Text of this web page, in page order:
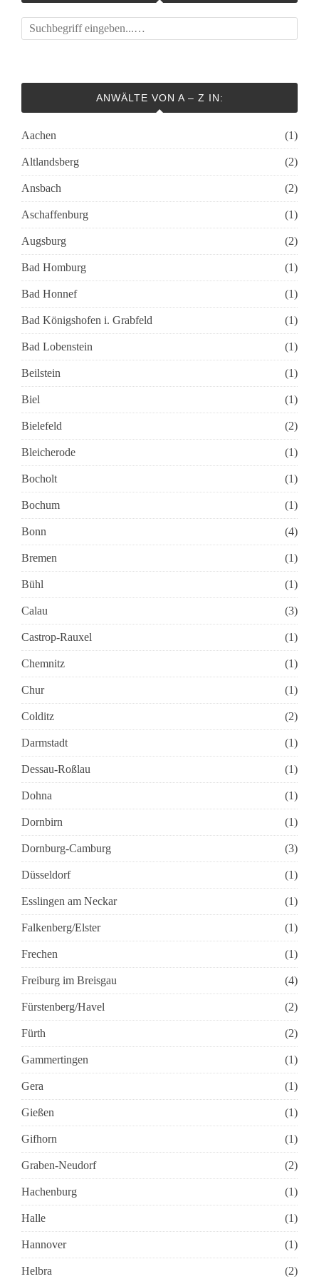
ANWÄLTE VON A – Z IN:
Aachen (1)
Altlandsberg (2)
Ansbach (2)
Aschaffenburg (1)
Augsburg (2)
Bad Homburg (1)
Bad Honnef (1)
Bad Königshofen i. Grabfeld (1)
Bad Lobenstein (1)
Beilstein (1)
Biel (1)
Bielefeld (2)
Bleicherode (1)
Bocholt (1)
Bochum (1)
Bonn (4)
Bremen (1)
Bühl (1)
Calau (3)
Castrop-Rauxel (1)
Chemnitz (1)
Chur (1)
Colditz (2)
Darmstadt (1)
Dessau-Roßlau (1)
Dohna (1)
Dornbirn (1)
Dornburg-Camburg (3)
Düsseldorf (1)
Esslingen am Neckar (1)
Falkenberg/Elster (1)
Frechen (1)
Freiburg im Breisgau (4)
Fürstenberg/Havel (2)
Fürth (2)
Gammertingen (1)
Gera (1)
Gießen (1)
Gifhorn (1)
Graben-Neudorf (2)
Hachenburg (1)
Halle (1)
Hannover (1)
Helbra (2)